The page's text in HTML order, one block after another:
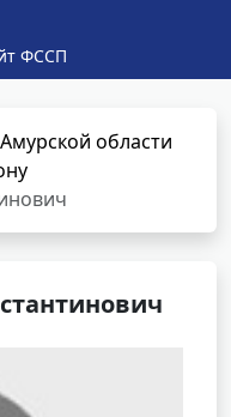
ФССП
области